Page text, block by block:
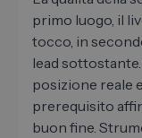
primo luogo, il
tocco, in
lead
posizione reale
prerequisito
buon fine.